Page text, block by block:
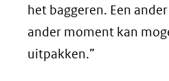
het baggeren. Een
ander moment kan
uitpakken.”